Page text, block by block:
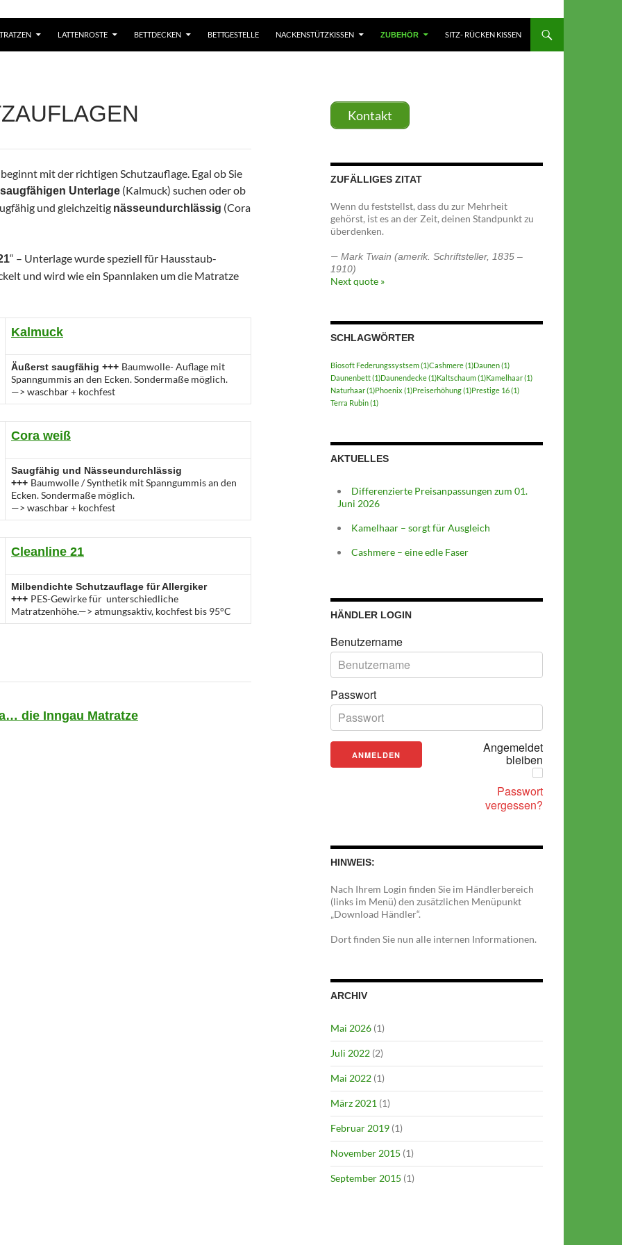
LATTENROSTE BETTDECKEN BETTGESTELLE NACKENSTÜTZKISSEN ZUBEHÖR SITZ- RÜCKEN KISSEN
mit der richtigen Schutzauflage. Egal ob Sie
Unterlage (Kalmuck) suchen oder ob
und gleichzeitig nässeundurchlässig (Cora
“ – Unterlage wurde speziell für Hausstaub-
und wird wie ein Spannlaken um die Matratze
Kalmuck
Äußerst saugfähig +++ Baumwolle- Auflage mit
Spanngummis an den Ecken. Sondermaße möglich.
—> waschbar + kochfest
Cora weiß
Saugfähig und Nässeundurchlässig
+++ Baumwolle / Synthetik mit Spanngummis an den
Ecken. Sondermaße möglich.
—> waschbar + kochfest
Cleanline 21
Milbendichte Schutzauflage für Allergiker
+++ PES-Gewirke für unterschiedliche
Matratzenhöhe.—> atmungsaktiv, kochfest bis 95°C
die Inngau Matratze
Kontakt
ZUFÄLLIGES ZITAT
Wenn du feststellst, dass du zur Mehrheit
gehörst, ist es an der Zeit, deinen Standpunkt zu
überdenken.
— Mark Twain (amerik. Schriftsteller, 1835 –
1910)
Next quote »
SCHLAGWÖRTER
Biosoft Federungssystsem(1)Cashmere(1)Daunen(1)
Daunenbett(1)Daunendecke(1)Kaltschaum(1)Kamelhaar(1)
Naturhaar(1)Phoenix (1)Preiserhöhung(1)Prestige 16(1)
Terra Rubin(1)
AKTUELLES
Differenzierte Preisanpassungen zum 01.
Juni 2026
Kamelhaar – sorgt für Ausgleich
Cashmere – eine edle Faser
HÄNDLER LOGIN
Benutzername
Passwort
Angemeldet
bleiben
Passwort
vergessen?
HINWEIS:
Nach Ihrem Login finden Sie im Händlerbereich
(links im Menü) den zusätzlichen Menüpunkt
„Download Händler“.
Dort finden Sie nun alle internen Informationen.
ARCHIV
Mai 2026 (1)
Juli 2022 (2)
Mai 2022 (1)
März 2021 (1)
Februar 2019 (1)
November 2015 (1)
September 2015 (1)